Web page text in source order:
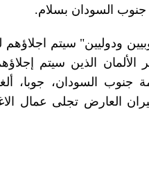
ودوليين" سيتم اجلاؤهم
الألمان الذين سيتم
جنوب السودان، جوبا،
العارض تجلى عمال